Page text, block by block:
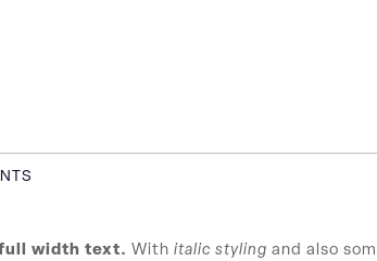
width text. With italic styling and also